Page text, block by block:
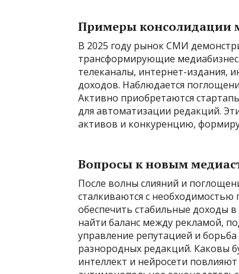
Примеры консолидации
В 2025 году рынок СМИ
трансформирующие
телеканалы, интернет-издания,
доходов. Наблюдается
Активно приобретаются
для автоматизации редакций.
активов и конкуренцию,
Вопросы к новым
После волны слияний и
сталкиваются с необходимостью
обеспечить стабильные доходы
найти баланс между рекламой,
управление репутацией и
разнородных редакций. Каковы
интеллект и нейросети